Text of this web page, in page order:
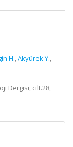
H.,Akyürek Y.,
Dergisi, cilt.28,